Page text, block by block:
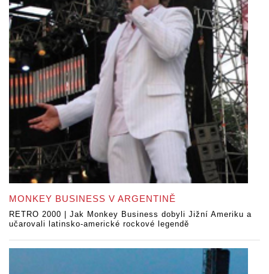
MONKEY BUSINESS V ARGENTINĚ
RETRO 2000 | Jak Monkey Business dobyli Jižní Ameriku a
učarovali latinsko-americké rockové legendě